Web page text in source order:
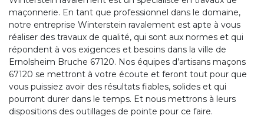
maçonnerie. En tant que professionnel dans le domaine,
notre entreprise Winterstein ravalement est apte à vous
réaliser des travaux de qualité, qui sont aux normes et qui
répondent à vos exigences et besoins dans la ville de
Ernolsheim Bruche 67120. Nos équipes d’artisans maçons
67120 se mettront à votre écoute et feront tout pour que
vous puissiez avoir des résultats fiables, solides et qui
pourront durer dans le temps. Et nous mettrons à leurs
dispositions des outillages de pointe pour ce faire.